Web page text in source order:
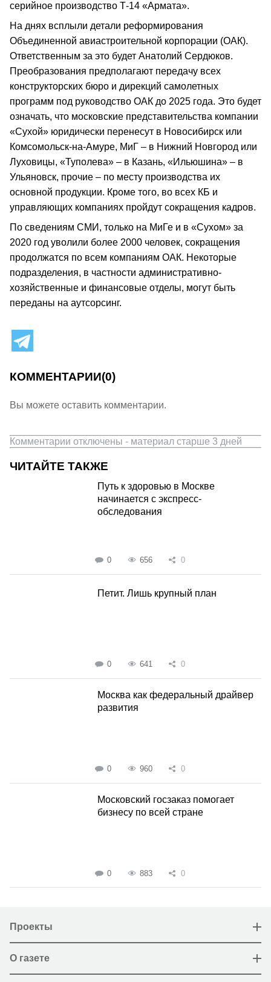
серийное производство Т-14 «Армата».
На днях всплыли детали реформирования
Объединенной авиастроительной корпорации (ОАК).
Ответственным за это будет Анатолий Сердюков.
Преобразования предполагают передачу всех
конструкторских бюро и дирекций самолетных
программ под руководство ОАК до 2025 года. Это будет
означать, что московские представительства компании
«Сухой» юридически перенесут в Новосибирск или
Комсомольск-на-Амуре, МиГ – в Нижний Новгород или
Луховицы, «Туполева» – в Казань, «Ильюшина» – в
Ульяновск, прочие – по месту производства их
основной продукции. Кроме того, во всех КБ и
управляющих компаниях пройдут сокращения кадров.
По сведениям СМИ, только на МиГе и в «Сухом» за
2020 год уволили более 2000 человек, сокращения
продолжатся по всем компаниям ОАК. Некоторые
подразделения, в частности административно-
хозяйственные и финансовые отделы, могут быть
переданы на аутсорсинг.
КОММЕНТАРИИ(0)
Вы можете оставить комментарии.
Комментарии отключены - материал старше 3 дней
ЧИТАЙТЕ ТАКЖЕ
Путь к здоровью в Москве
начинается с экспресс-
обследования
0 656 0
Петит. Лишь крупный план
0 641 0
Москва как федеральный драйвер
развития
0 960 0
Московский госзаказ помогает
бизнесу по всей стране
0 883 0
Проекты
О газете